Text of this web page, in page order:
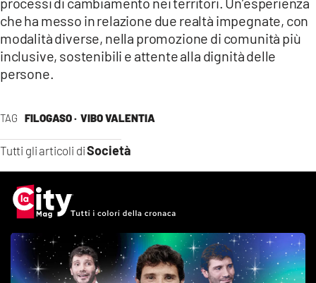
TAG FILOGASO · VIBO VALENTIA
Tutti gli articoli diSocietà
che ha messo in relazione due realtà impegnate, con
modalità diverse, nella promozione di comunità più
inclusive, sostenibili e attente alla dignità delle
persone.